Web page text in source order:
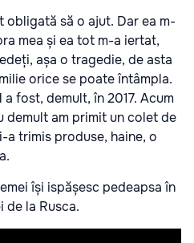
obligată să o ajut. Dar ea m-
mea și ea tot m-a iertat,
așa o tragedie, de asta
orice se poate întâmpla.
fost, demult, în 2017. Acum
demult am primit un colet de
trimis produse, haine, o
își ispășesc pedeapsa în
de la Rusca.